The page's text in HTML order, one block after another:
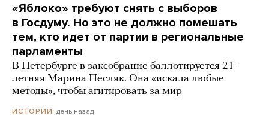
«Яблоко» требуют снять с выборов
в Госдуму. Но это не должно помешать
тем, кто идет от партии в региональные
парламенты
В Петербурге в заксобрание баллотируется 21-
летняя Марина Песляк. Она «искала любые
методы», чтобы агитировать за мир
ИСТОРИИ день назад